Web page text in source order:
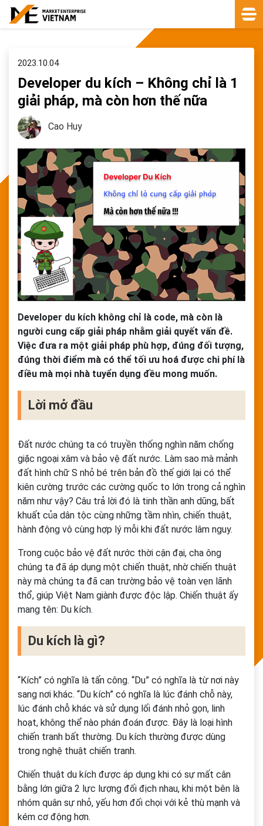
2023.10.04
Developer du kích – Không chỉ là 1
giải pháp, mà còn hơn thế nữa
Cao Huy
Developer du kích không chỉ là code, mà còn là
người cung cấp giải pháp nhằm giải quyết vấn đề.
Việc đưa ra một giải pháp phù hợp, đúng đối tượng,
đúng thời điểm mà có thể tối ưu hoá được chi phí là
điều mà mọi nhà tuyển dụng đều mong muốn.
Lời mở đầu
Đất nước chúng ta có truyền thống nghìn năm chống
giặc ngoại xâm và bảo vệ đất nước. Làm sao mà mảnh
đất hình chữ S nhỏ bé trên bản đồ thế giới lại có thể
kiên cường trước các cường quốc to lớn trong cả nghìn
năm như vậy? Câu trả lời đó là tinh thần anh dũng, bất
khuất của dân tộc cùng những tầm nhìn, chiến thuật,
hành động vô cùng hợp lý mỗi khi đất nước lâm nguy.
Trong cuộc bảo vệ đất nước thời cận đại, cha ông
chúng ta đã áp dụng một chiến thuật, nhờ chiến thuật
này mà chúng ta đã can trường bảo vệ toàn vẹn lãnh
thổ, giúp Việt Nam giành được độc lập. Chiến thuật ấy
mang tên: Du kích.
Du kích là gì?
“Kích” có nghĩa là tấn công. “Du” có nghĩa là từ nơi này
sang nơi khác. “Du kích” có nghĩa là lúc đánh chỗ này,
lúc đánh chỗ khác và sử dụng lối đánh nhỏ gọn, linh
hoạt, không thể nào phán đoán được. Đây là loại hình
chiến tranh bất thường. Du kích thường được dùng
trong nghệ thuật chiến tranh.
Chiến thuật du kích được áp dụng khi có sự mất cân
bằng lớn giữa 2 lực lượng đối địch nhau, khi một bên là
nhóm quân sự nhỏ, yếu hơn đối chọi với kẻ thù mạnh và
kém cơ động hơn.